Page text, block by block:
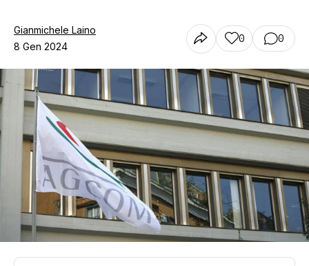
Gianmichele Laino
8 Gen 2024
0 0